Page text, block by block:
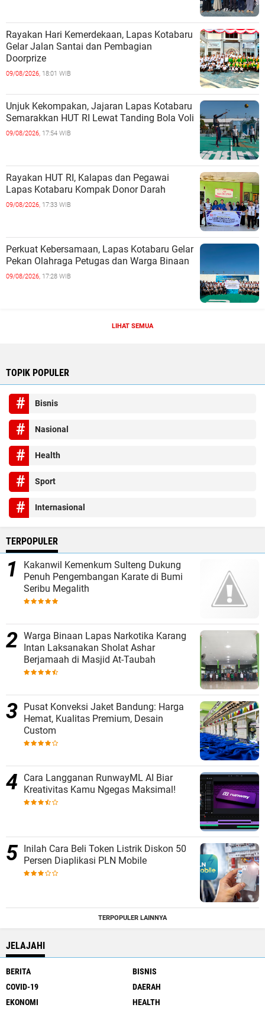
Rayakan Hari Kemerdekaan, Lapas Kotabaru
Gelar Jalan Santai dan Pembagian
Doorprize
09/08/2026, 18:01 WIB
Unjuk Kekompakan, Jajaran Lapas Kotabaru
Semarakkan HUT RI Lewat Tanding Bola Voli
09/08/2026, 17:54 WIB
Rayakan HUT RI, Kalapas dan Pegawai
Lapas Kotabaru Kompak Donor Darah
09/08/2026, 17:33 WIB
Perkuat Kebersamaan, Lapas Kotabaru Gelar
Pekan Olahraga Petugas dan Warga Binaan
09/08/2026, 17:28 WIB
LIHAT SEMUA
TOPIK POPULER
Bisnis
Nasional
Health
Sport
Internasional
TERPOPULER
Kakanwil Kemenkum Sulteng Dukung
Penuh Pengembangan Karate di Bumi
Seribu Megalith
Warga Binaan Lapas Narkotika Karang
Intan Laksanakan Sholat Ashar
Berjamaah di Masjid At-Taubah
Pusat Konveksi Jaket Bandung: Harga
Hemat, Kualitas Premium, Desain
Custom
Cara Langganan RunwayML AI Biar
Kreativitas Kamu Ngegas Maksimal!
Inilah Cara Beli Token Listrik Diskon 50
Persen Diaplikasi PLN Mobile
TERPOPULER LAINNYA
JELAJAHI
BERITA
BISNIS
COVID-19
DAERAH
EKONOMI
HEALTH